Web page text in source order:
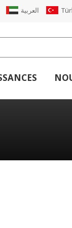
العربية